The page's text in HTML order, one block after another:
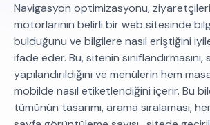
Navigasyon optimizasyonu,
motorlarının belirli bir web sitesinde
bulduğunu ve bilgilere nasıl eriştiğini
ifade eder. Bu, sitenin sınıflandırmasını,
yapılandırıldığını ve menülerin hem
mobilde nasıl etiketlendiğini içerir. Bu
tümünün tasarımı, arama sıralaması,